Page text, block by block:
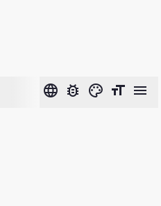
language bug_report color_lens format_size menu